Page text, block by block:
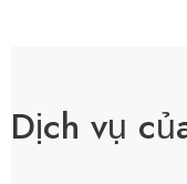
Dịch vụ